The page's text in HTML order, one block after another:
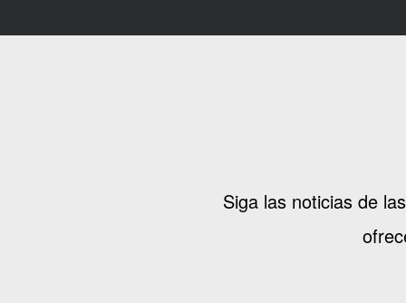
Siga las noticias de